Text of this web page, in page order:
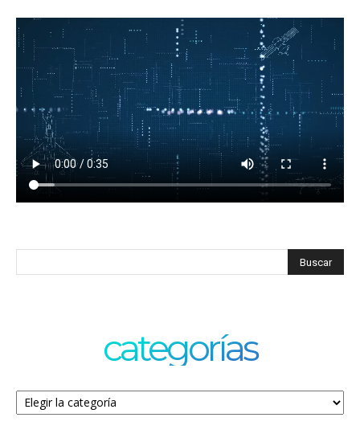
categorías
Categorías